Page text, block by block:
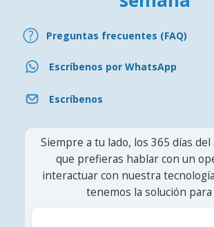
Preguntas frecuentes (FAQ)
Escríbenos por WhatsApp
Escríbenos
Siempre a tu lado, los 365 días del
que prefieras hablar con un
interactuar con nuestra
tenemos la solución para